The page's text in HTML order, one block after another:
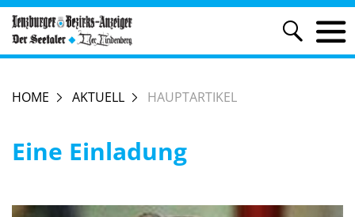
HOME AKTUELL HAUPTARTIKEL
Eine Einladung